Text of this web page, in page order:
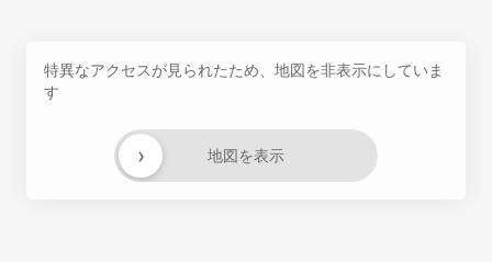
特異なアクセスが見られたため、地図を非表示にしていま
す
地図を表示
›